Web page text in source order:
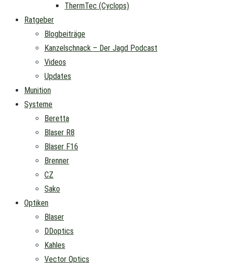
ThermTec (Cyclops)
Ratgeber
Blogbeiträge
Kanzelschnack – Der Jagd Podcast
Videos
Updates
Munition
Systeme
Beretta
Blaser R8
Blaser F16
Brenner
CZ
Sako
Optiken
Blaser
DDoptics
Kahles
Vector Optics